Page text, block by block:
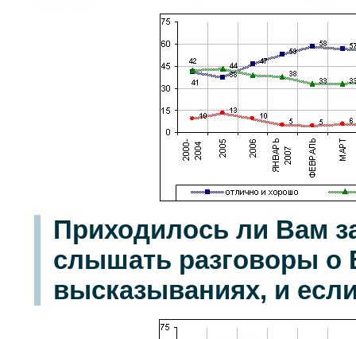
Приходилось ли Вам
слышать разговоры о
высказываниях, и